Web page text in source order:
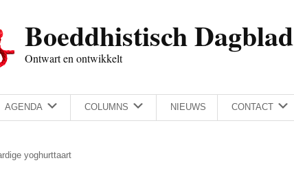
Boeddhistisch Dagblad
Ontwart en ontwikkelt
AGENDA COLUMNS NIEUWS CONTACT
yoghurttaart